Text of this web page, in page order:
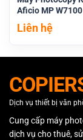
Aficio MP W7100
Liên hệ
Dịch vụ thiết bị văn
Cung cấp máy
dịch vụ cho thuê,